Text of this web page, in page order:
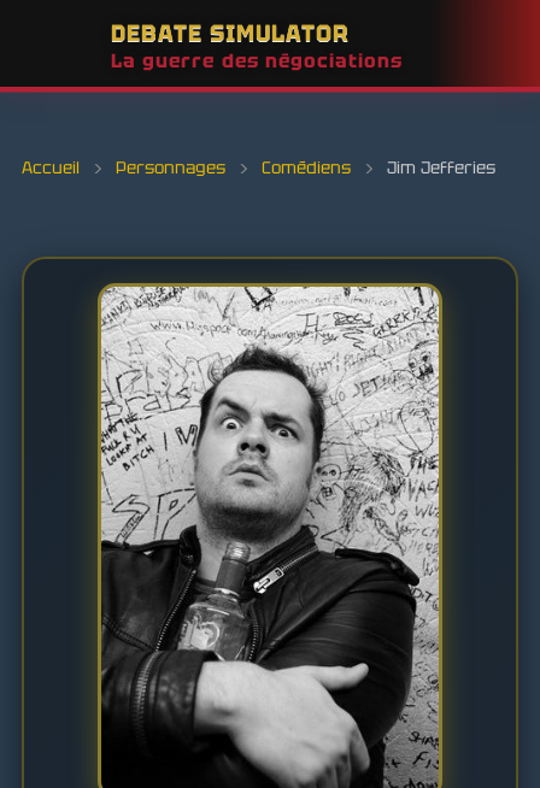
DEBATE SIMULATOR
La guerre des négociations
Accueil › Personnages › Comédiens › Jim Jefferies